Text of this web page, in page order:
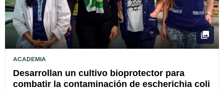
ACADEMIA
Desarrollan un cultivo bioprotector para
combatir la contaminación de escherichia coli